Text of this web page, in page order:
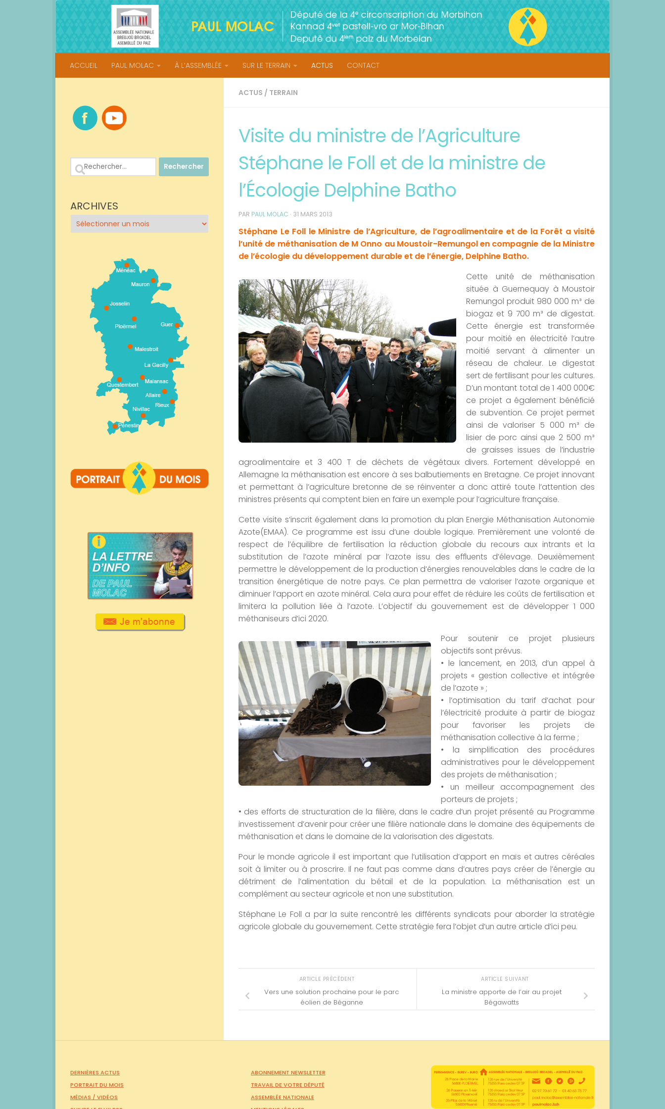
Skip to content
ACCUEIL PAUL MOLAC À L’ASSEMBLÉE SUR LE TERRAIN ACTUS CONTACT
ACTUS / TERRAIN
Visite du ministre de l’Agriculture
Stéphane le Foll et de la ministre de
l’Écologie Delphine Batho
PAR PAUL MOLAC · 31 MARS 2013
Stéphane Le Foll le Ministre de l’Agriculture, de l’agroalimentaire et de la Forêt a visité
l’unité de méthanisation de M Onno au Moustoir-Remungol en compagnie de la Ministre
de l’écologie du développement durable et de l’énergie, Delphine Batho.
Cette unité de méthanisation
située à Guernequay à Moustoir
Remungol produit 980 000 m³ de
biogaz et 9 700 m³ de digestat.
Cette énergie est transformée
pour moitié en électricité l’autre
moitié servant à alimenter un
réseau de chaleur. Le digestat
sert de fertilisant pour les cultures.
D’un montant total de 1 400 000€
ce projet a également bénéficié
de subvention. Ce projet permet
ainsi de valoriser 5 000 m³ de
lisier de porc ainsi que 2 500 m³
de graisses issues de l’industrie
agroalimentaire et 3 400 T de déchets de végétaux divers. Fortement développé en
Allemagne la méthanisation est encore à ses balbutiements en Bretagne. Ce projet innovant
et permettant à l’agriculture bretonne de se réinventer a donc attiré toute l’attention des
ministres présents qui comptent bien en faire un exemple pour l’agriculture française.
Cette visite s’inscrit également dans la promotion du plan Energie Méthanisation Autonomie
Azote(EMAA). Ce programme est issu d’une double logique. Premièrement une volonté de
respect de l’équilibre de fertilisation la réduction globale du recours aux intrants et la
substitution de l’azote minéral par l’azote issu des effluents d’élevage. Deuxièmement
permettre le développement de la production d’énergies renouvelables dans le cadre de la
transition énergétique de notre pays. Ce plan permettra de valoriser l’azote organique et
diminuer l’apport en azote minéral. Cela aura pour effet de réduire les coûts de fertilisation et
limitera la pollution liée à l’azote. L’objectif du gouvernement est de développer 1 000
méthaniseurs d’ici 2020.
Pour soutenir ce projet plusieurs
objectifs sont prévus.
• le lancement, en 2013, d’un appel à
projets « gestion collective et intégrée
de l’azote » ;
• l’optimisation du tarif d’achat pour
l’électricité produite à partir de biogaz
pour favoriser les projets de
méthanisation collective à la ferme ;
• la simplification des procédures
administratives pour le développement
des projets de méthanisation ;
• un meilleur accompagnement des
porteurs de projets ;
• des efforts de structuration de la filière, dans le cadre d’un projet présenté au Programme
investissement d’avenir pour créer une filière nationale dans le domaine des équipements de
méthanisation et dans le domaine de la valorisation des digestats.
Pour le monde agricole il est important que l’utilisation d’apport en maïs et autres céréales
soit à limiter ou à proscrire. Il ne faut pas comme dans d’autres pays créer de l’énergie au
détriment de l’alimentation du bétail et de la population. La méthanisation est un
complément au secteur agricole et non une substitution.
Stéphane Le Foll a par la suite rencontré les différents syndicats pour aborder la stratégie
agricole globale du gouvernement. Cette stratégie fera l’objet d’un autre article d’ici peu.
ARTICLE SUIVANT
La ministre apporte de l’air au projet
Bégawatts
ARTICLE PRÉCÉDENT
Vers une solution prochaine pour le parc
éolien de Béganne
Rechercher :
ARCHIVES
Archives
DERNIÈRES ACTUS
PORTRAIT DU MOIS
MÉDIAS / VIDÉOS
ABONNEMENT NEWSLETTER
TRAVAIL DE VOTRE DÉPUTÉ
ASSEMBLÉE NATIONALE